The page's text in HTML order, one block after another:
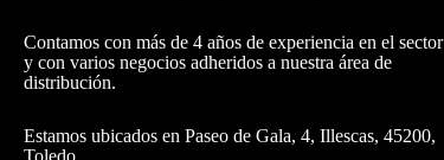
Contamos con más de 4 años de experiencia en el sector
y con varios negocios adheridos a nuestra área de
distribución.
Estamos ubicados en Paseo de Gala, 4, Illescas, 45200,
Toledo.